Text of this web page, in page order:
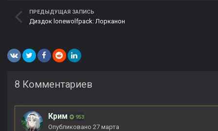
ПРЕДЫДУЩАЯ ЗАПИСЬ
Диздок lonewolfpack: Лорканон
8 Комментариев
Крим 953
Опубликовано 27 марта